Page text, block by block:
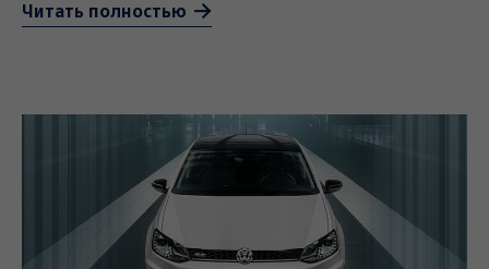
Читать полностью